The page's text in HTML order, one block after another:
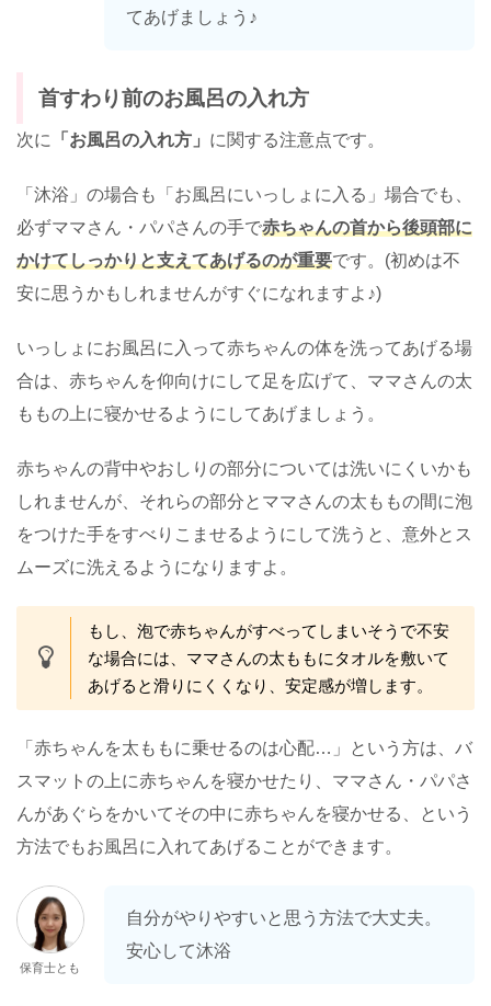
てあげましょう♪
首すわり前のお風呂の入れ方
次に 「お風呂の入れ方」 に関する注意点です。
「沐浴」の場合も「お風呂にいっしょに入る」場合でも、
必ずママさん・パパさんの手で赤ちゃんの首から後頭部に
かけてしっかりと支えてあげるのが重要です。(初めは不
安に思うかもしれませんがすぐになれますよ♪)
いっしょにお風呂に入って赤ちゃんの体を洗ってあげる場
合は、赤ちゃんを仰向けにして足を広げて、ママさんの太
ももの上に寝かせるようにしてあげましょう。
赤ちゃんの背中やおしりの部分については洗いにくいかも
しれませんが、それらの部分とママさんの太ももの間に泡
をつけた手をすべりこませるようにして洗うと、意外とス
ムーズに洗えるようになりますよ。
もし、泡で赤ちゃんがすべってしまいそうで不安
な場合には、ママさんの太ももにタオルを敷いて
あげると滑りにくくなり、安定感が増します。
「赤ちゃんを太ももに乗せるのは心配…」という方は、バ
スマットの上に赤ちゃんを寝かせたり、ママさん・パパさ
んがあぐらをかいてその中に赤ちゃんを寝かせる、という
方法でもお風呂に入れてあげることができます。
保育士とも
自分がやりやすいと思う方法で大丈夫。
安心して沐浴